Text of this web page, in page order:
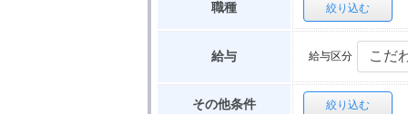
職種 絞り込む
給与 給与区分
その他条件 絞り込む